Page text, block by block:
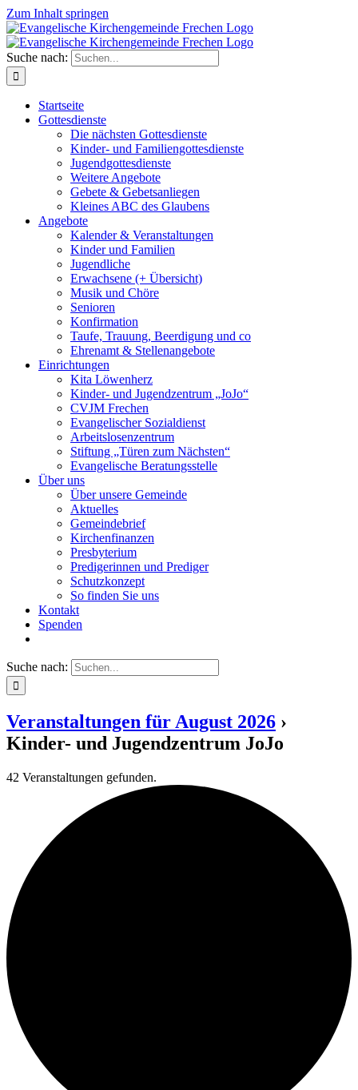
Zum Inhalt springen
Suche nach:
Startseite
Gottesdienste
Die nächsten Gottesdienste
Kinder- und Familiengottesdienste
Jugendgottesdienste
Weitere Angebote
Gebete & Gebetsanliegen
Kleines ABC des Glaubens
Angebote
Kalender & Veranstaltungen
Kinder und Familien
Jugendliche
Erwachsene (+ Übersicht)
Musik und Chöre
Senioren
Konfirmation
Taufe, Trauung, Beerdigung und co
Ehrenamt & Stellenangebote
Einrichtungen
Kita Löwenherz
Kinder- und Jugendzentrum „JoJo“
CVJM Frechen
Evangelischer Sozialdienst
Arbeitslosenzentrum
Stiftung „Türen zum Nächsten“
Evangelische Beratungsstelle
Über uns
Über unsere Gemeinde
Aktuelles
Gemeindebrief
Kirchenfinanzen
Presbyterium
Predigerinnen und Prediger
Schutzkonzept
So finden Sie uns
Kontakt
Spenden
Suche nach:
Veranstaltungen für August 2026 ›
Kinder- und Jugendzentrum JoJo
42 Veranstaltungen gefunden.